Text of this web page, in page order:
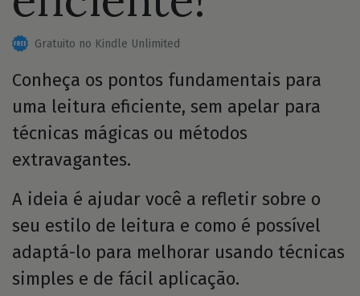
Gratuito no Kindle Unlimited
Conheça os pontos fundamentais para
uma leitura eficiente, sem apelar para
técnicas mágicas ou métodos
extravagantes.
A ideia é ajudar você a refletir sobre o
seu estilo de leitura e como é possível
adaptá-lo para melhorar usando técnicas
simples e de fácil aplicação.